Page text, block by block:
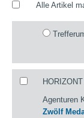
Alle Artikel
Agenturen
Zwölf